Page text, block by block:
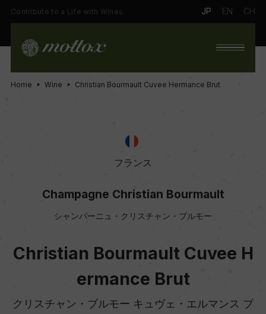
Contribute to a Life with Wines. JP EN CH
Home Wine Christian Bourmault Cuvee Hermance Brut
フランス
Champagne Christian Bourmault
シャンパーニュ・クリスチャン・ブルモー
Christian Bourmault Cuvee H
ermance Brut
クリスチャン・ブルモー キュヴェ・エルマンス ブ